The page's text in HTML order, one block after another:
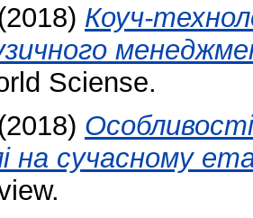
(2018) Коуч-
Sciense.
(2018)
на сучасному